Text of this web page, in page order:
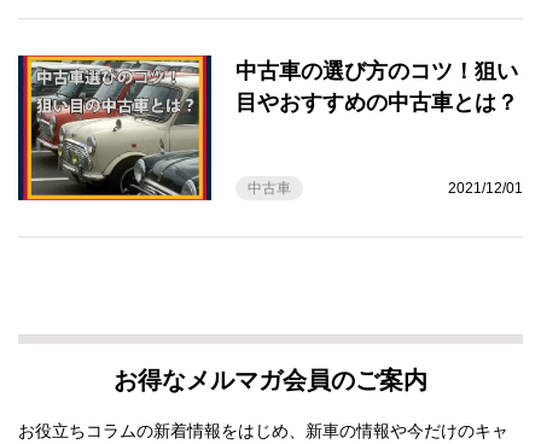
中古車の選び方のコツ！狙い
目やおすすめの中古車とは？
中古車 2021/12/01
お得なメルマガ会員のご案内
お役立ちコラムの新着情報をはじめ、新車の情報や今だけのキャ